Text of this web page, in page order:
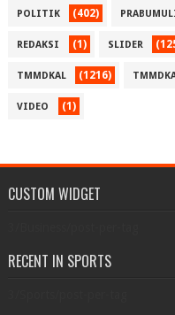
POLITIK (402)
REDAKSI (1) SLIDER
TMMDKAL (1216)
VIDEO (1)
CUSTOM WIDGET
RECENT IN SPORTS